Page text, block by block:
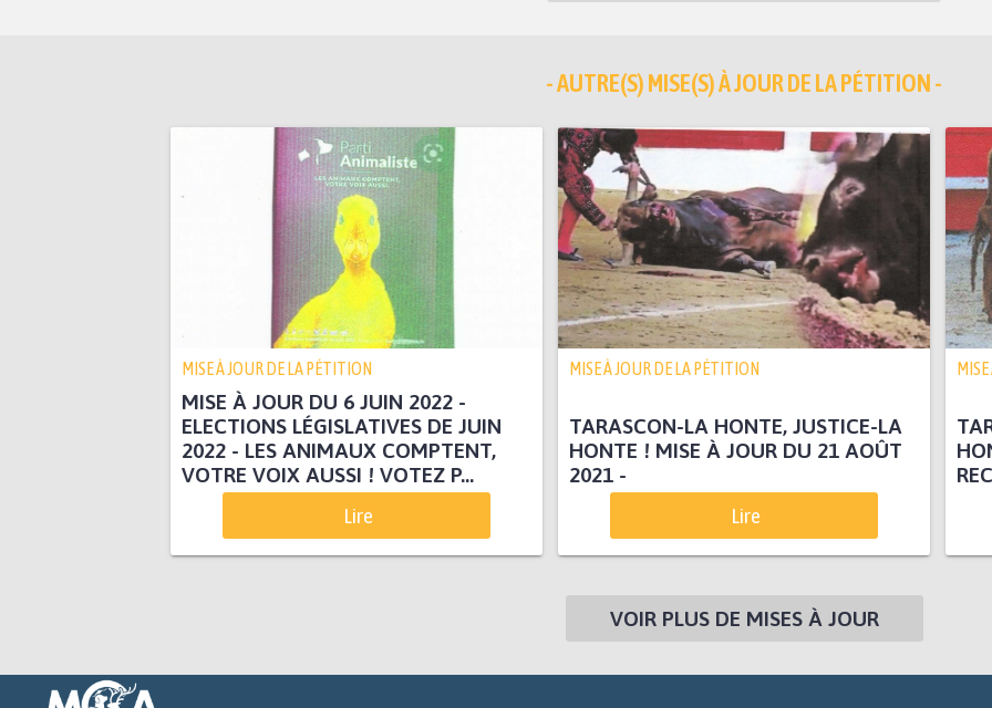
- AUTRE(S) MISE(S) À JOUR DE LA PÉTITION -
MISE À JOUR DE LA PÉTITION
MISE À JOUR DU 6 JUIN 2022 -
ELECTIONS LÉGISLATIVES DE JUIN
2022 - LES ANIMAUX COMPTENT,
VOTRE VOIX AUSSI ! VOTEZ P...
Lire
MISE À JOUR DE LA PÉTITION
TARASCON-LA HONTE, JUSTICE-LA
HONTE ! MISE À JOUR DU 21 AOÛT
2021 -
Lire
VOIR PLUS DE MISES À JOUR